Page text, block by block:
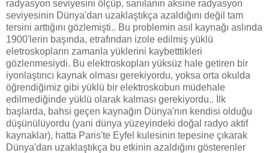
radyasyon seviyesini ölçüp, sanılanın aksine radyasyon
seviyesinin Dünya'dan uzaklaştıkça azaldığını değil tam
tersini arttığını gözlemişti.. Bu problemin asıl kaynağı aslında
1900'lerin başında, etrafından izole edilmiş yüklü
eletroskopların zamanla yüklerini kaybetttikleri
gözlenmesiydi. Bu elektroskopları yüksüz hale getiren bir
iyonlaştırıcı kaynak olması gerekiyordu, yoksa orta okulda
öğrendiğimiz gibi yüklü bir elektroskobun müdehale
edilmediğinde yüklü olarak kalması gerekiyordu.. İlk
başlarda, bahsi geçen kaynağın Dünya'nın kendisi olduğu
düşünülüyordu (yani dünya yüzeyindeki doğal radyo aktif
kaynaklar), hatta Paris'te Eyfel kulesinin tepesine çıkarak
Dünya'dan uzaklaştıkça bu etkinin azaldığını gösterenler